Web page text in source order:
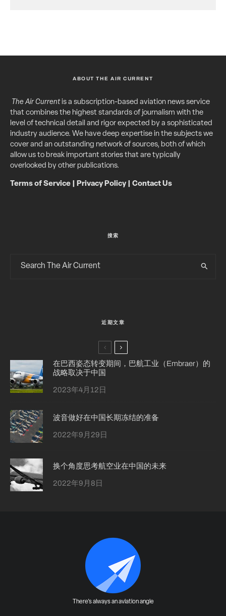
ABOUT THE AIR CURRENT
The Air Currentis a subscription-based aviation news service
that combines the highest standards of journalism with the
level of technical detail and rigor expected by a sophisticated
industry audience. We have deep expertise in the subjects we
cover and an outstanding network of sources, both of which
allow us to break important stories that are typically
overlooked by other publications.
Terms of Service Privacy Policy| Contact Us
搜索
近期文章
在巴西姿态转变期间，巴航工业（Embraer）的
战略取决于中国
2023年4月12日
波音做好在中国长期冻结的准备
2022年9月29日
换个角度思考航空业在中国的未来
2022年9月8日
There's always an aviation angle